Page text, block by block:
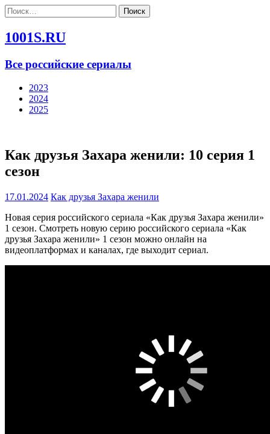
Найти:
1001S.RU
Все российские сериалы
2023
2024
2025
Как друзья Захара женили: 10 серия 1
сезон
17.01.2024 Как друзья Захара женили
Новая серия российского сериала «Как друзья Захара женили»
1 сезон. Смотреть новую серию российского сериала «Как
друзья Захара женили» 1 сезон можно онлайн на
видеоплатформах и каналах, где выходит сериал.